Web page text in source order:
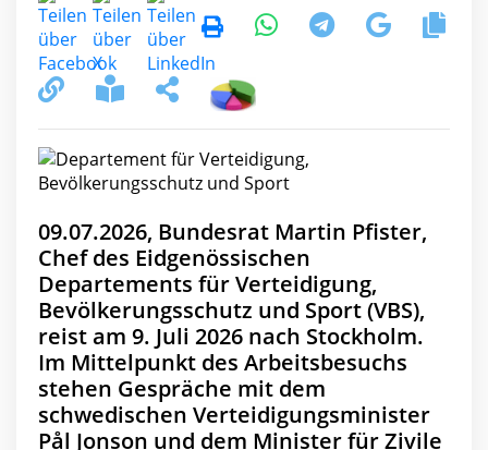
09.07.2026, Bundesrat Martin Pfister,
Chef des Eidgenössischen
Departements für Verteidigung,
Bevölkerungsschutz und Sport (VBS),
reist am 9. Juli 2026 nach Stockholm.
Im Mittelpunkt des Arbeitsbesuchs
stehen Gespräche mit dem
schwedischen Verteidigungsminister
Pål Jonson und dem Minister für Zivile